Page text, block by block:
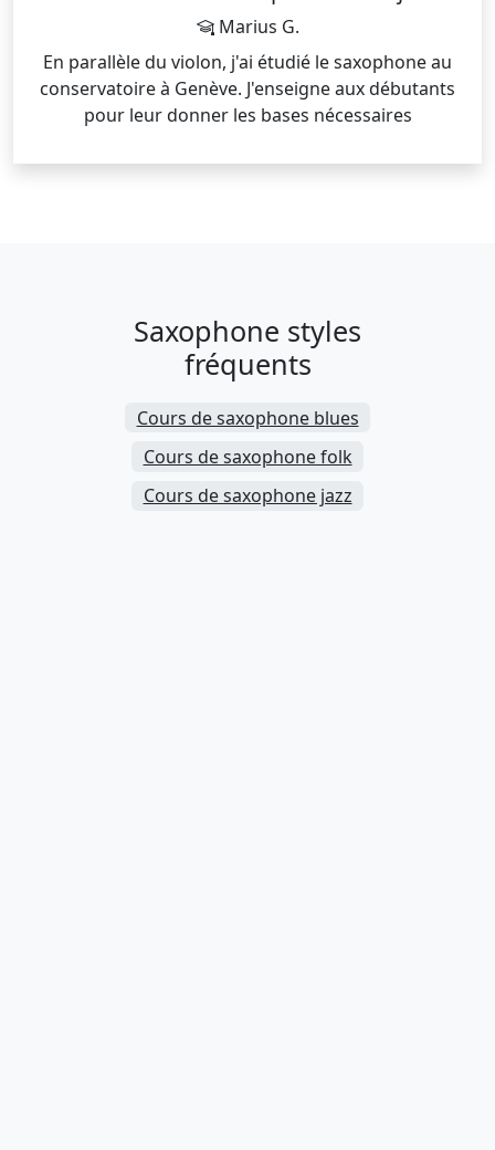
Marius G.
En parallèle du violon, j'ai étudié le saxophone au
conservatoire à Genève. J'enseigne aux débutants
pour leur donner les bases nécessaires
Saxophone styles
fréquents
Cours de saxophone blues
Cours de saxophone folk
Cours de saxophone jazz